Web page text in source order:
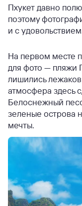
Пхукет давно
поэтому
и с
На первом месте
для фото — пляжи
лишились
атмосфера здесь
Белоснежный
зеленые острова
мечты.